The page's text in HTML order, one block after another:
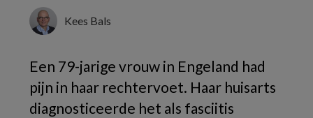
Kees Bals
Een 79-jarige vrouw in Engeland had
pijn in haar rechtervoet. Haar huisarts
diagnosticeerde het als fasciitis